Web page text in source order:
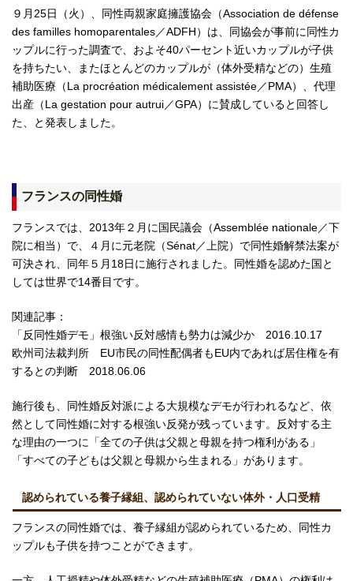
９月25日（火）、同性両親家庭擁護協会（Association de défense
des familles homoparentales／ADFH）は、同協会が事前に同性カ
ップルに行った調査で、およそ40パーセント近いカップルが子供
を持ちたい、またほとんどのカップルが（体外受精などの）生殖
補助医療（La procréation médicalement assistée／PMA）、代理
出産（La gestation pour autrui／GPA）に賛成していると回答し
た、と発表しました。
フランスの同性婚
フランスでは、2013年２月に国民議会（Assemblée nationale／下
院に相当）で、４月に元老院（Sénat／上院）で同性婚解禁法案が
可決され、同年５月18日に施行されました。同性婚を認めた国と
しては世界で14番目です。
関連記事：
「反同性婚デモ」根強い反対感情も勢力は減少か 2016.10.17
欧州司法裁判所 EU市民の同性配偶者もEU内であれば居住権を有
するとの判断 2018.06.06
施行後も、同性婚反対派による大規模なデモが行われるなど、依
然として同性婚に対する根強い反発が残っています。反対する主
な理由の一つに「全ての子供は父親と母親を持つ権利がある」
「すべての子どもは父親と母親から生まれる」があります。
認められている養子縁組、認められていない体外・人口受精
フランスの同性婚では、養子縁組が認められているため、同性カ
ップルも子供を持つことができます。